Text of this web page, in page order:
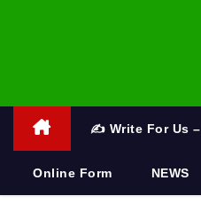
✍️ Write For Us
Online Form NEWS